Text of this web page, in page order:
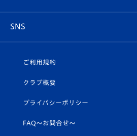
ホームタウン
平和祈念活動
プレイヤーズスイート
店舗情報
U-18
スクール
SNS
ヴィヴィくんインスタグラム
公式LINE＠
ご利用規約
クラブ概要
プライバシーポリシー
FAQ〜お問合せ〜